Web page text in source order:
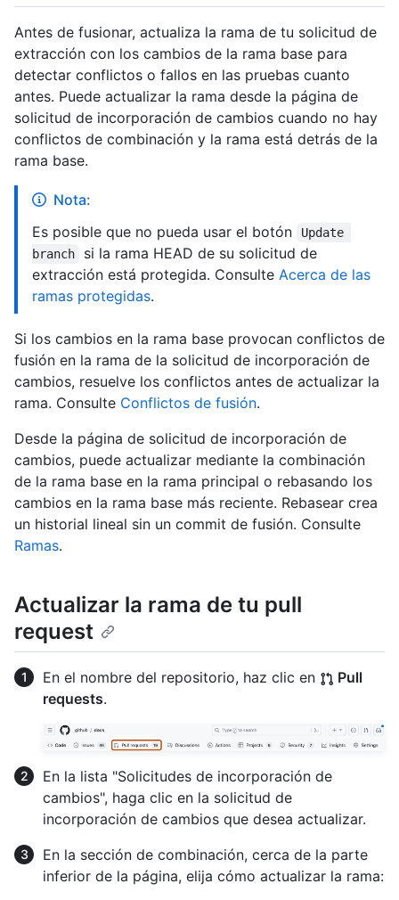
Antes de fusionar, actualiza la rama de tu solicitud de
extracción con los cambios de la rama base para
detectar conflictos o fallos en las pruebas cuanto
antes. Puede actualizar la rama desde la página de
solicitud de incorporación de cambios cuando no hay
conflictos de combinación y la rama está detrás de la
rama base.
Nota:
Es posible que no pueda usar el botón
Update
branch
si la rama HEAD de su solicitud de
extracción está protegida. Consulte Acerca de las
ramas protegidas.
Si los cambios en la rama base provocan conflictos de
fusión en la rama de la solicitud de incorporación de
cambios, resuelve los conflictos antes de actualizar la
rama. Consulte Conflictos de fusión.
Desde la página de solicitud de incorporación de
cambios, puede actualizar mediante la combinación
de la rama base en la rama principal o rebasando los
cambios en la rama base más reciente. Rebasear crea
un historial lineal sin un commit de fusión. Consulte
Ramas.
Actualizar la rama de tu pull
request
En el nombre del repositorio, haz clic en
Pull
requests.
En la lista "Solicitudes de incorporación de
cambios", haga clic en la solicitud de
incorporación de cambios que desea actualizar.
En la sección de combinación, cerca de la parte
inferior de la página, elija cómo actualizar la rama: